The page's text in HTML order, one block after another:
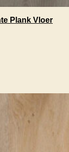
Plank Vloer